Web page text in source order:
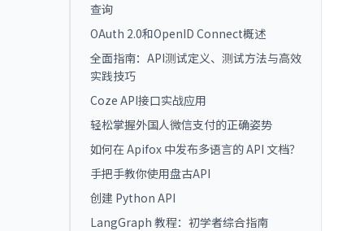
查询
OAuth 2.0和OpenID Connect概述
全面指南：API测试定义、测试方法与高效
实践技巧
Coze API接口实战应用
轻松掌握外国人微信支付的正确姿势
如何在 Apifox 中发布多语言的 API 文档？
手把手教你使用盘古API
创建 Python API
LangGraph 教程：初学者综合指南